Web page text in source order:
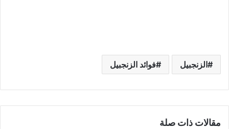
الزنجبيل فوائد الزنجبيل
مقالات ذات صلة